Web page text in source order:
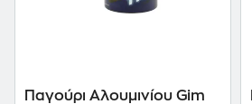
Παγούρι Αλουμινίου Gim